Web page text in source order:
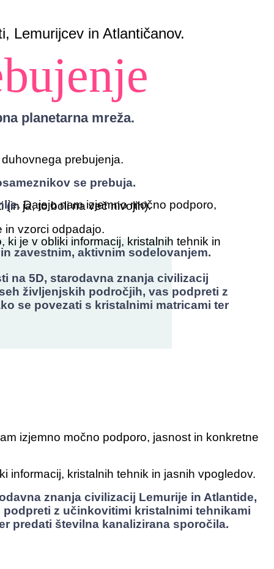
Lemurijcev in Atlantičanov.
planetarna mreža.
prebujenja.
se prebuja.
ja, to boli na več nivojih).
in vzorci odpadajo.
zavestnim, aktivnim sodelovanjem.
Dajejo nam izjemno močno podporo,
je v obliki informacij, kristalnih tehnik in
na 5D, starodavna znanja civilizacij
življenjskih področjih, vas podpreti z
se povezati s kristalnimi matricami ter
izjemno močno podporo, jasnost in konkretne
informacij, kristalnih tehnik in jasnih vpogledov.
znanja civilizacij Lemurije in Atlantide,
z učinkovitimi kristalnimi tehnikami
predati številna kanalizirana sporočila.